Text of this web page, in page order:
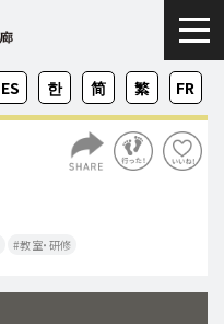
ZH-
CN
ZH-
TW
FR
KO
ES
教室・研修